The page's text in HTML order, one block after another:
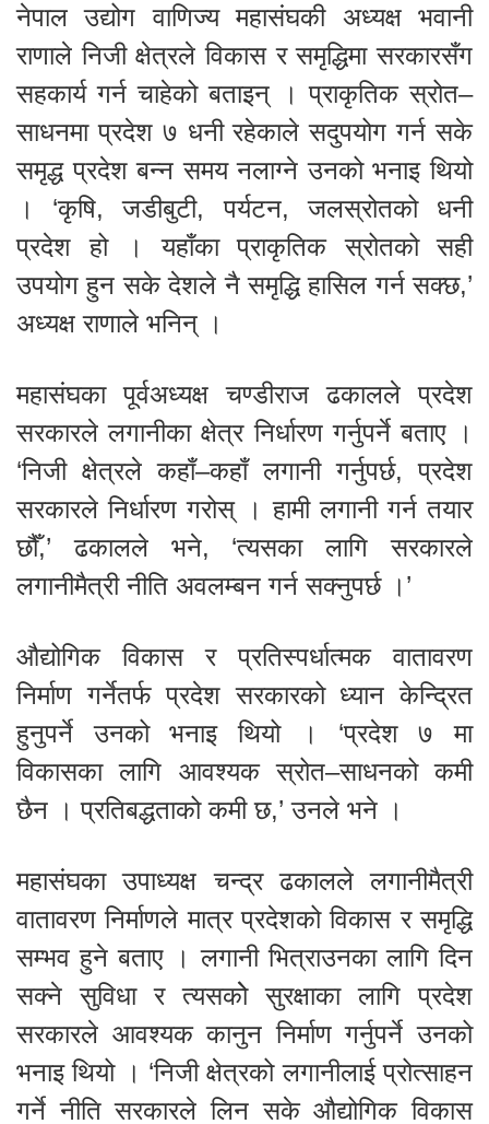
नेपाल उद्योग वाणिज्य महासंघकी अध्यक्ष भवानी
राणाले निजी क्षेत्रले विकास र समृद्धिमा सरकारसँग
सहकार्य गर्न चाहेको बताइन् । प्राकृतिक स्रोत–
साधनमा प्रदेश ७ धनी रहेकाले सदुपयोग गर्न सके
समृद्ध प्रदेश बन्न समय नलाग्ने उनको भनाइ थियो
। ‘कृषि, जडीबुटी, पर्यटन, जलस्रोतको धनी
प्रदेश हो । यहाँका प्राकृतिक स्रोतको सही
उपयोग हुन सके देशले नै समृद्धि हासिल गर्न सक्छ,’
अध्यक्ष राणाले भनिन् ।
महासंघका पूर्वअध्यक्ष चण्डीराज ढकालले प्रदेश
सरकारले लगानीका क्षेत्र निर्धारण गर्नुपर्ने बताए ।
‘निजी क्षेत्रले कहाँ–कहाँ लगानी गर्नुपर्छ, प्रदेश
सरकारले निर्धारण गरोस् । हामी लगानी गर्न तयार
छौँ,’ ढकालले भने, ‘त्यसका लागि सरकारले
लगानीमैत्री नीति अवलम्बन गर्न सक्नुपर्छ ।’
औद्योगिक विकास र प्रतिस्पर्धात्मक वातावरण
निर्माण गर्नेतर्फ प्रदेश सरकारको ध्यान केन्द्रित
हुनुपर्ने उनको भनाइ थियो । ‘प्रदेश ७ मा
विकासका लागि आवश्यक स्रोत–साधनको कमी
छैन । प्रतिबद्धताको कमी छ,’ उनले भने ।
महासंघका उपाध्यक्ष चन्द्र ढकालले लगानीमैत्री
वातावरण निर्माणले मात्र प्रदेशको विकास र समृद्धि
सम्भव हुने बताए । लगानी भित्राउनका लागि दिन
सक्ने सुविधा र त्यसकोे सुरक्षाका लागि प्रदेश
सरकारले आवश्यक कानुन निर्माण गर्नुपर्ने उनको
भनाइ थियो । ‘निजी क्षेत्रको लगानीलाई प्रोत्साहन
गर्ने नीति सरकारले लिन सके औद्योगिक विकास